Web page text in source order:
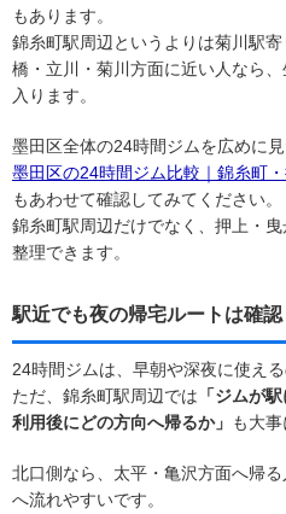
もあります。
錦糸町駅周辺というよりは菊川駅
橋・立川・菊川方面に近い人なら
入ります。
墨田区全体の24時間ジムを広めに見
墨田区の24時間ジム比較｜錦糸町
もあわせて確認してみてください。
錦糸町駅周辺だけでなく、押上・
整理できます。
駅近でも夜の帰宅ルートは確
24時間ジムは、早朝や深夜に使える
ただ、錦糸町駅周辺では 「ジムが
利用後にどの方向へ帰るか」 も大事
北口側なら、太平・亀沢方面へ帰
へ流れやすいです。